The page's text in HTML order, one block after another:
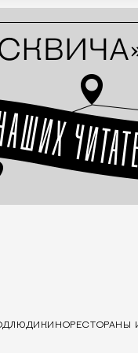
ЛЮДИ КИНОРЕСТОРАНЫ